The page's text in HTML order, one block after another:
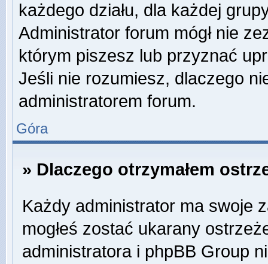
każdego działu, dla każdej
Administrator forum mógł nie
którym piszesz lub przyznać
Jeśli nie rozumiesz, dlaczego
administratorem forum.
Góra
» Dlaczego otrzymałem
Każdy administrator ma swoje
mogłeś zostać ukarany
administratora i phpBB Group